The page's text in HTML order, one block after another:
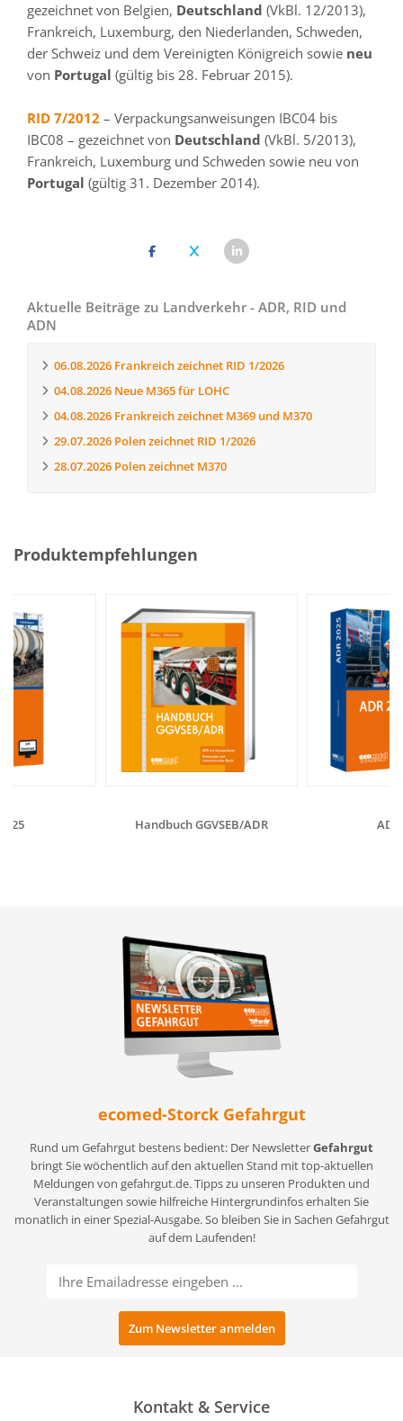
gezeichnet von Belgien, Deutschland (VkBl. 12/2013),
Frankreich, Luxemburg, den Niederlanden, Schweden,
der Schweiz und dem Vereinigten Königreich sowie neu
von Portugal (gültig bis 28. Februar 2015).
RID 7/2012 – Verpackungsanweisungen IBC04 bis
IBC08 – gezeichnet von Deutschland (VkBl. 5/2013),
Frankreich, Luxemburg und Schweden sowie neu von
Portugal (gültig 31. Dezember 2014).
Aktuelle Beiträge zu Landverkehr - ADR, RID und
ADN
06.08.2026 Frankreich zeichnet RID 1/2026
04.08.2026 Neue M365 für LOHC
04.08.2026 Frankreich zeichnet M369 und M370
29.07.2026 Polen zeichnet RID 1/2026
28.07.2026 Polen zeichnet M370
Produktempfehlungen
Handbuch GGVSEB/ADR
ecomed-Storck Gefahrgut
Rund um Gefahrgut bestens bedient: Der NewsletterGefahrgut
bringt Sie wöchentlich auf den aktuellen Stand mit top-aktuellen
Meldungen von gefahrgut.de. Tipps zu unseren Produkten und
Veranstaltungen sowie hilfreiche Hintergrundinfos erhalten Sie
monatlich in einer Spezial-Ausgabe. So bleiben Sie in Sachen Gefahrgut
auf dem Laufenden!
Kontakt & Service